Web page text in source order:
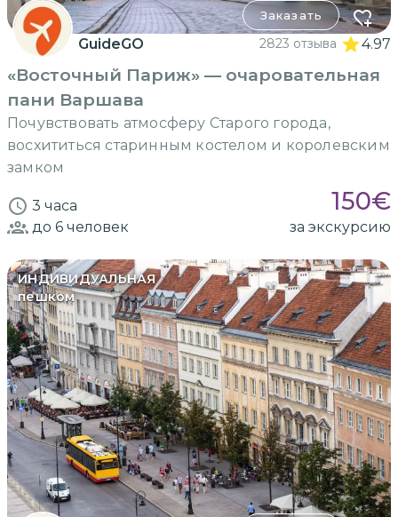
Заказать
GuideGO 2823 отзыва 4.97
«Восточный Париж» — очаровательная
пани Варшава
Почувствовать атмосферу Старого города,
восхититься старинным костелом и королевским
замком
3 часа 150€
до 6 человек за экскурсию
ИНДИВИДУАЛЬНАЯ
пешком